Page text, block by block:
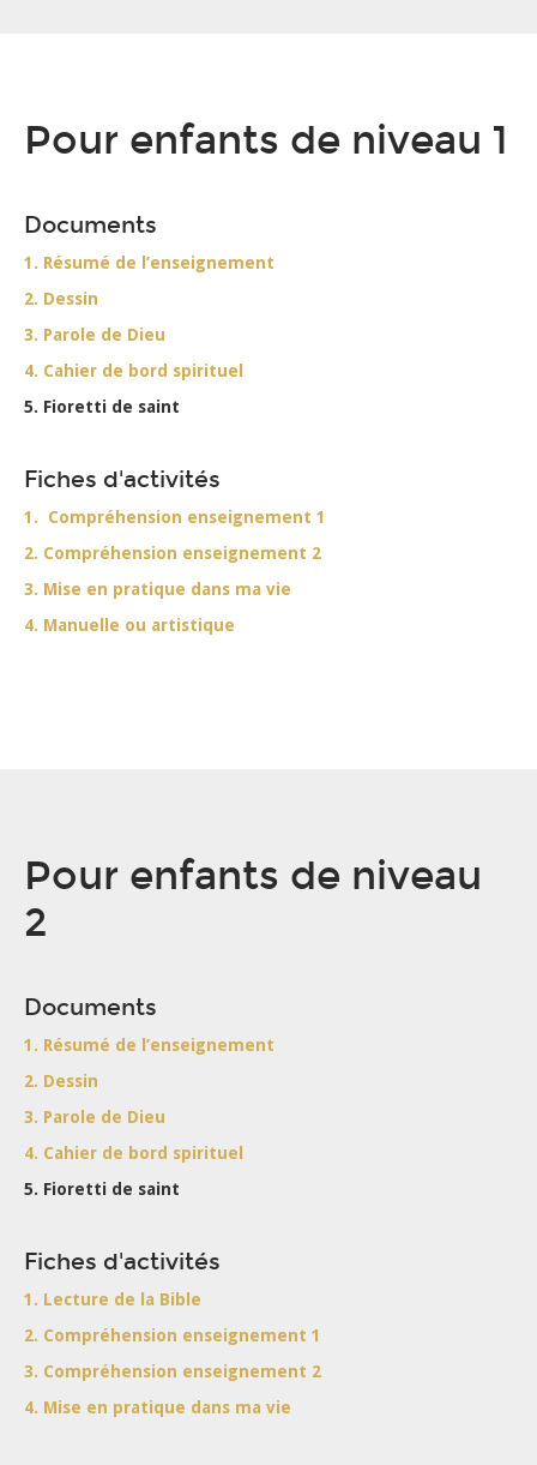
Pour enfants de niveau 1
Documents
1. Résumé de l’enseignement
2. Dessin
3. Parole de Dieu
4. Cahier de bord spirituel
5. Fioretti de saint
Fiches d'activités
1. Compréhension enseignement 1
2. Compréhension enseignement 2
3. Mise en pratique dans ma vie
4. Manuelle ou artistique
Pour enfants de niveau
2
Documents
1. Résumé de l’enseignement
2. Dessin
3. Parole de Dieu
4. Cahier de bord spirituel
5. Fioretti de saint
Fiches d'activités
1. Lecture de la Bible
2. Compréhension enseignement 1
3. Compréhension enseignement 2
4. Mise en pratique dans ma vie